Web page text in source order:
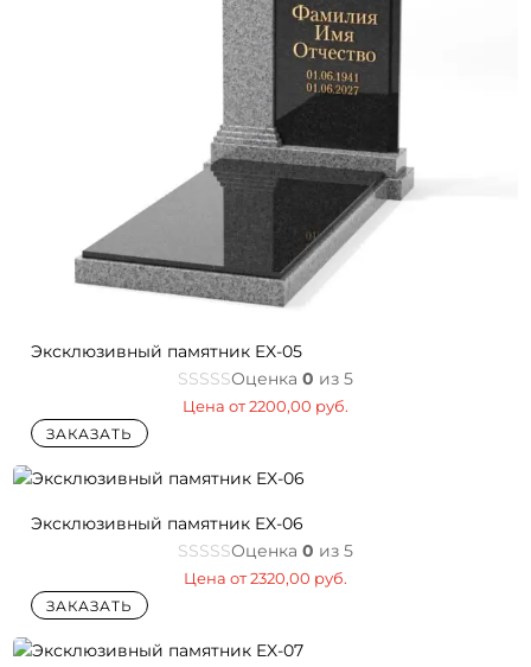
Эксклюзивный памятник EX-05
Оценка 0 из 5
Цена от2200,00 руб.
ЗАКАЗАТЬ
Эксклюзивный памятник EX-06
Оценка 0 из 5
Цена от2320,00 руб.
ЗАКАЗАТЬ